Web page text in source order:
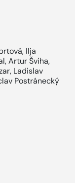
, Ilja
,Artur Šviha,
, Ladislav
Postránecký